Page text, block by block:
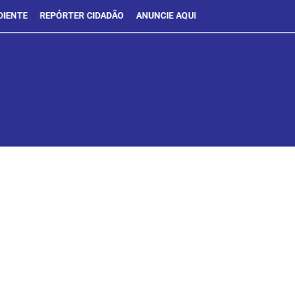
REPÓRTER CIDADÃO ANUNCIE AQUI